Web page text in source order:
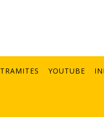
TRAMITES YOUTUBE